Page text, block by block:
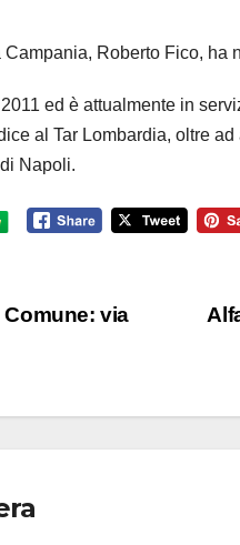
Roberto Fico,
ed è attualmente in
al Tar Lombardia, oltre
Napoli.
Comune: via